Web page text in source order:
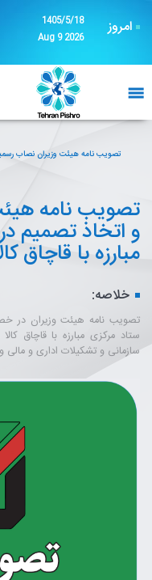
امروز
1405/5/18
Aug 9 2026
تصویب نامه هیئت وزیران نصاب
تصویب نامه
و اتخاذ تصمیم
مبارزه با قاچاق
خلاصه:
تصویب نامه هیئت وزیران در
ستاد مرکزی مبارزه با قاچاق
سازمانی و تشکیلات اداری و